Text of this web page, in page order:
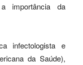
importância da
infectologista e
da Saúde),